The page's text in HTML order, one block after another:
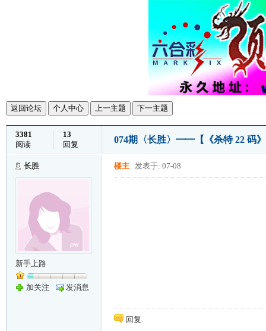
返回论坛 个人中心 上一主题 下一主题
3381
阅读
13
回复
074期〈长胜〉━━【《杀特 22 码
长胜
新手上路
加关注 发消息
楼主 发表于: 07-08
回复